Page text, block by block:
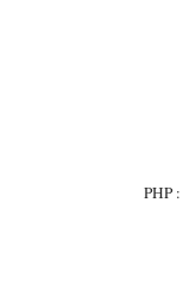
PHP :